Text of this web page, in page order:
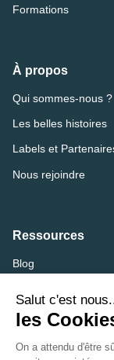
Formations
À propos
Qui sommes-nous ?
Les belles histoires
Labels et
Nous rejoindre
Ressources
Blog
Lexique